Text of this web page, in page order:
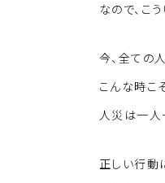
なので、こ
今、全ての
こんな時こ
人災は一人
正しい行動